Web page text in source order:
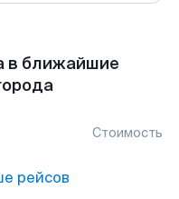
в ближайшие
Стоимость
рейсов